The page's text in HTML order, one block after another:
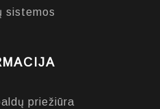
sistemos
priežiūra